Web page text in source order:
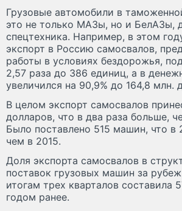
Грузовые автомобили в
это не только МАЗы, но и БелАЗы,
спецтехника. Например, в этом
экспорт в Россию самосвалов,
работы в условиях бездорожья,
2,57 раза до 386 единиц, а в
увеличился на 90,9% до 164,8 млн.
В целом экспорт самосвалов
долларов, что в два раза больше,
Было поставлено 515 машин, что в
чем в 2015.
Доля экспорта самосвалов в
поставок грузовых машин за
итогам трех кварталов составила
годом ранее.